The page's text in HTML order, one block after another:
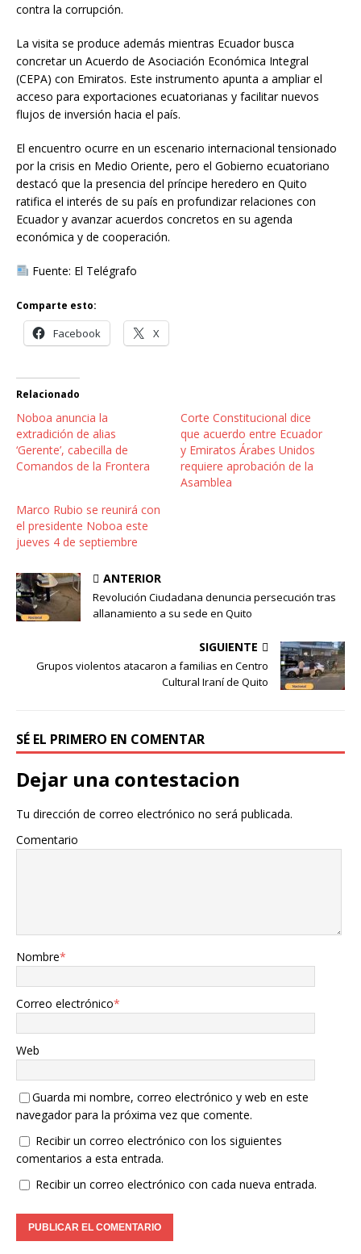
contra la corrupción.
La visita se produce además mientras Ecuador busca
concretar un Acuerdo de Asociación Económica Integral
(CEPA) con Emiratos. Este instrumento apunta a ampliar el
acceso para exportaciones ecuatorianas y facilitar nuevos
flujos de inversión hacia el país.
El encuentro ocurre en un escenario internacional tensionado
por la crisis en Medio Oriente, pero el Gobierno ecuatoriano
destacó que la presencia del príncipe heredero en Quito
ratifica el interés de su país en profundizar relaciones con
Ecuador y avanzar acuerdos concretos en su agenda
económica y de cooperación.
Fuente: El Telégrafo
Comparte esto:
Facebook X
Relacionado
Noboa anuncia la
extradición de alias
‘Gerente’, cabecilla de
Comandos de la Frontera
Corte Constitucional dice
que acuerdo entre Ecuador
y Emiratos Árabes Unidos
requiere aprobación de la
Asamblea
Marco Rubio se reunirá con
el presidente Noboa este
jueves 4 de septiembre
ANTERIOR
Revolución Ciudadana denuncia persecución tras
allanamiento a su sede en Quito
SIGUIENTE
Grupos violentos atacaron a familias en Centro
Cultural Iraní de Quito
SÉ EL PRIMERO EN COMENTAR
Dejar una contestacion
Tu dirección de correo electrónico no será publicada.
Comentario
Nombre*
Correo electrónico*
Web
Guarda mi nombre, correo electrónico y web en este
navegador para la próxima vez que comente.
Recibir un correo electrónico con los siguientes
comentarios a esta entrada.
Recibir un correo electrónico con cada nueva entrada.